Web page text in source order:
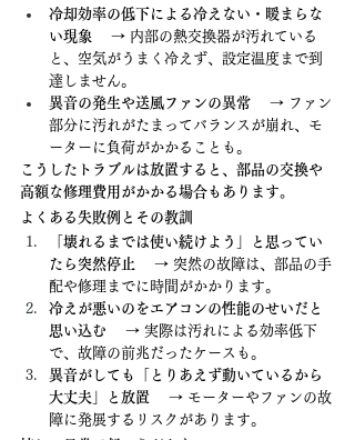
冷却効率の低下による冷えない・暖まらな
い現象 → 内部の熱交換器が汚れている
と、空気がうまく冷えず、設定温度まで到
達しません。
異音の発生や送風ファンの異常 → ファン
部分に汚れがたまってバランスが崩れ、モ
ーターに負荷がかかることも。
こうしたトラブルは放置すると、部品の交換や
高額な修理費用がかかる場合もあります。
よくある失敗例とその教訓
「壊れるまでは使い続けよう」と思ってい
たら突然停止 → 突然の故障は、部品の手
配や修理までに時間がかかります。
冷えが悪いのをエアコンの性能のせいだと
思い込む → 実際は汚れによる効率低下
で、故障の前兆だったケースも。
異音がしても「とりあえず動いているから
大丈夫」と放置 → モーターやファンの故
障に発展するリスクがあります。